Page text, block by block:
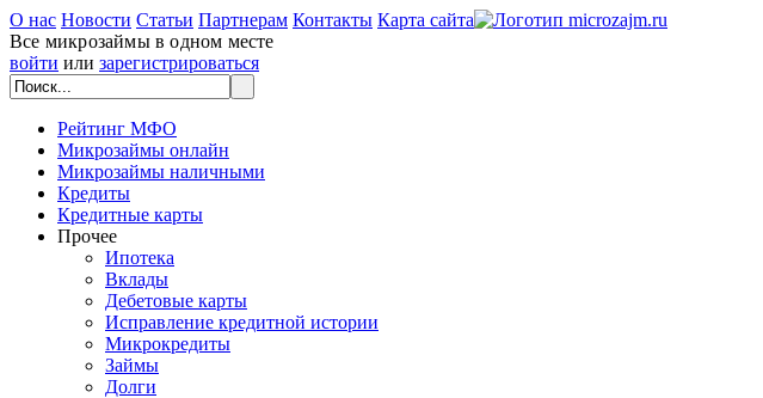
О нас Новости Статьи Партнерам Контакты Карта сайта
Все микрозаймы в одном месте
войти или зарегистрироваться
Рейтинг МФО
Микрозаймы онлайн
Микрозаймы наличными
Кредиты
Кредитные карты
Прочее
Ипотека
Вклады
Дебетовые карты
Исправление кредитной истории
Микрокредиты
Займы
Долги